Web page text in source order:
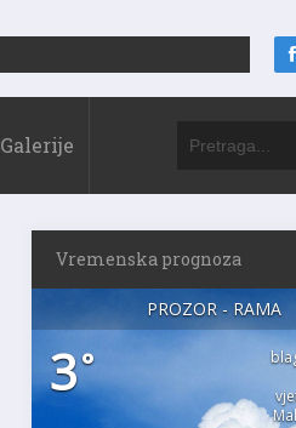
Galerije
Vremenska prognoza
PROZOR - RAMA
3°